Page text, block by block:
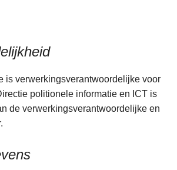
is verwerkingsverantwoordelijke voor
politionele informatie en ICT is
de verwerkingsverantwoordelijke en